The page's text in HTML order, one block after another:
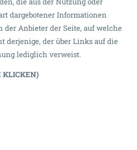
dargebotener Informationen
der Anbieter der Seite, auf welche
derjenige, der über Links auf die
lediglich verweist.
KLICKEN)